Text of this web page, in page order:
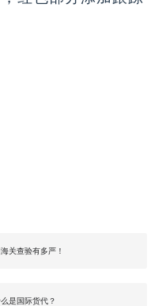
关查验有多严！
是国际货代？